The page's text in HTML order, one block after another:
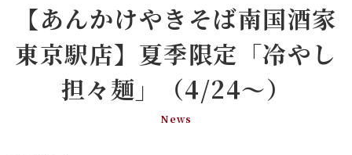
【あんかけやきそば南国酒家
東京駅店】夏季限定「冷やし
担々麺」（4/24～）
News